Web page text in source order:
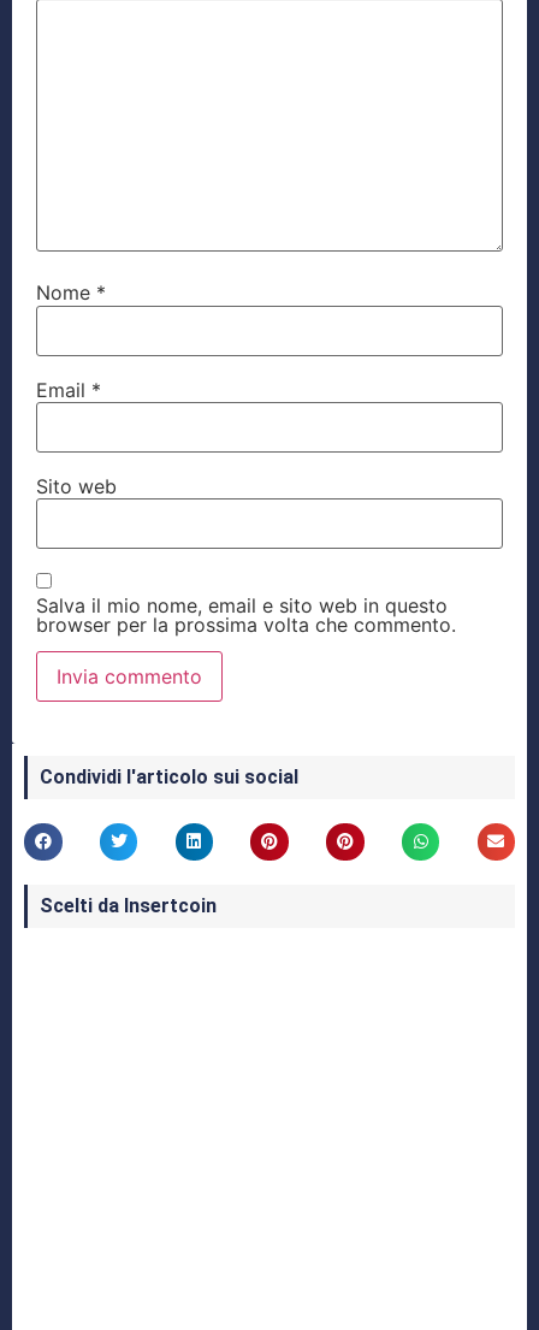
Nome *
Email *
Sito web
Salva il mio nome, email e sito web in questo
browser per la prossima volta che commento.
Condividi l'articolo sui social
Scelti da Insertcoin